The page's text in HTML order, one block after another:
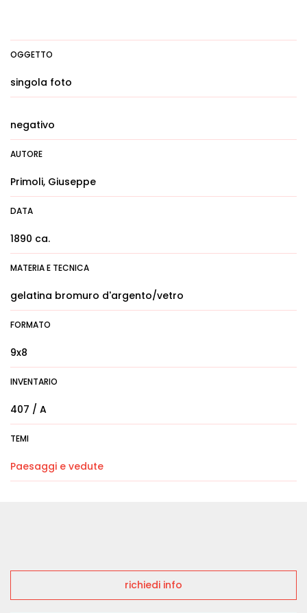
OGGETTO
singola foto
negativo
AUTORE
Primoli, Giuseppe
DATA
1890 ca.
MATERIA E TECNICA
gelatina bromuro d'argento/vetro
FORMATO
9x8
INVENTARIO
407 / A
TEMI
Paesaggi e vedute
richiedi info